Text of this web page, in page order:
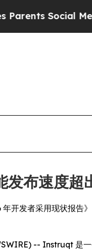
Social Media
布速度超
开发者采用现状报
-- Instruqt 是